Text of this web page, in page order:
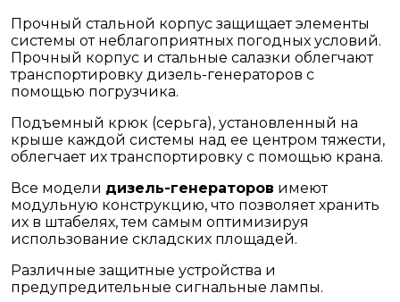
Прочный стальной корпус защищает элементы
системы от неблагоприятных погодных условий.
Прочный корпус и стальные салазки облегчают
транспортировку дизель-генераторов с
помощью погрузчика.
Подъемный крюк (серьга), установленный на
крыше каждой системы над ее центром тяжести,
облегчает их транспортировку с помощью крана.
Все модели дизель-генераторов имеют
модульную конструкцию, что позволяет хранить
их в штабелях, тем самым оптимизируя
использование складских площадей.
Различные защитные устройства и
предупредительные сигнальные лампы.